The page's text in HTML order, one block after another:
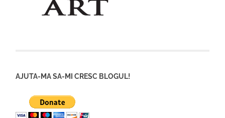
AJUTA-MA SA-MI CRESC BLOGUL!